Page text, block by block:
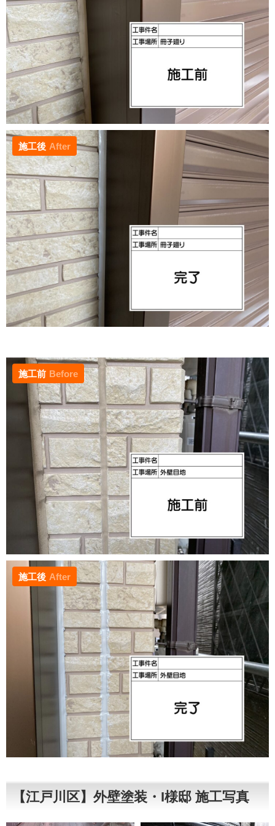
施工後 After
施工前 Before
施工後 After
【江戸川区】外壁塗装・I様邸 施工写真